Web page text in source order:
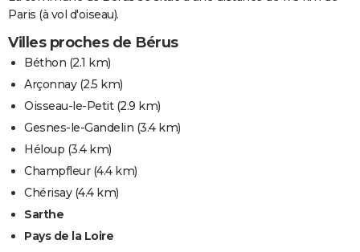
Paris (à vol d'oiseau).
Villes proches de Bérus
Béthon (2.1 km)
Arçonnay(2.5 km)
Oisseau-le-Petit(2.9 km)
Gesnes-le-Gandelin (3.4 km)
Héloup (3.4 km)
Champfleur(4.4 km)
Chérisay(4.4 km)
Sarthe
Pays de la Loire